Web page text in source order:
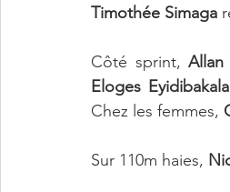
Timothée Simaga
Côté sprint, Allan
Eloges Eyidibakala
Chez les femmes,
Sur 110m haies,